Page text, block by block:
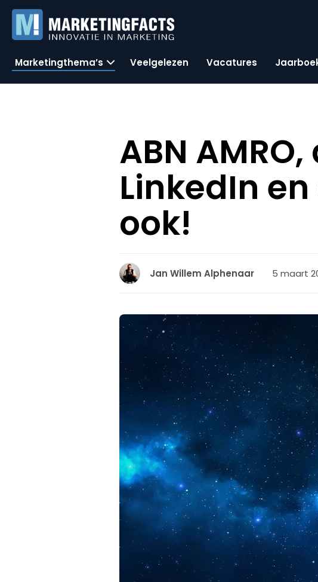
Marketingthema’s Veelgelezen Vacatures
ABN
LinkedIn
ook!
Jan Willem Alphenaar 5 maart